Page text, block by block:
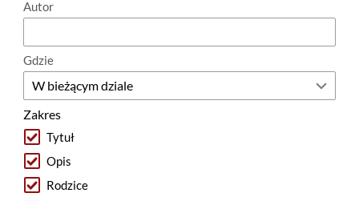
Autor
Gdzie
Zakres
Tytuł
Opis
Rodzice